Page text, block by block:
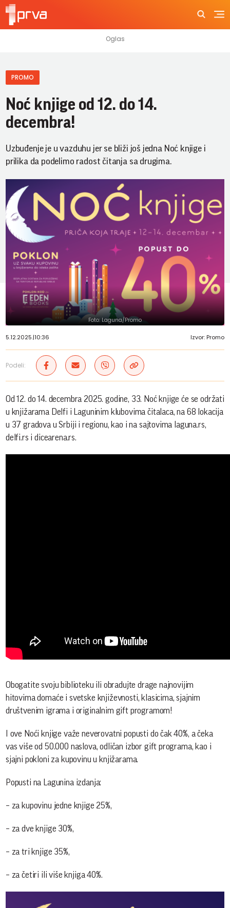
PROMO
Noć knjige od 12. do 14.
decembra!
Uzbuđenje je u vazduhu jer se bliži još jedna Noć knjige i
prilika da podelimo radost čitanja sa drugima.
Foto: Laguna/Promo
5.12.2025.|10:36 Izvor: Promo
Podeli:
Od 12. do 14. decembra 2025. godine, 33. Noć knjige će se održati
u knjižarama Delfi i Laguninim klubovima čitalaca, na 68 lokacija
u 37 gradova u Srbiji i regionu, kao i na sajtovima laguna.rs,
delfi.rs i dicearena.rs.
Obogatite svoju biblioteku ili obradujte drage najnovijim
hitovima domaće i svetske književnosti, klasicima, sjajnim
društvenim igrama i originalnim gift programom!
I ove Noći knjige važe neverovatni popusti do čak 40%, a čeka
vas više od 50.000 naslova, odličan izbor gift programa, kao i
sjajni pokloni za kupovinu u knjižarama.
Popusti na Lagunina izdanja:
– za kupovinu jedne knjige 25%,
– za dve knjige 30%,
– za tri knjige 35%,
– za četiri ili više knjiga 40%.